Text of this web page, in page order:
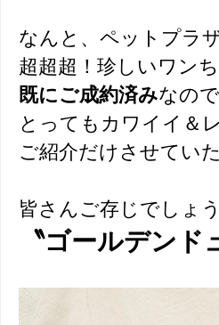
なんと、ペットプラ
超超超！珍しいワン
既にご成約済みなの
とってもカワイイ＆
ご紹介だけさせてい
皆さんご存じでしょ
〝ゴールデンド